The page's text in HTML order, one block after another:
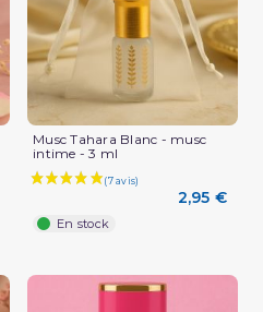
Musc Tahara Blanc - musc
intime - 3 ml
2,95 €
En stock